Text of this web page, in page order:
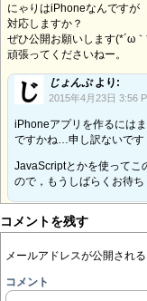
にゃりはiPhoneなんですが
対応しますか？
ぜひ公開お願いします(*´ω
頑張ってくださいねー。
じょんぷ より:
2015年4月23日 3:56
iPhoneアプリを作るには
ですかね…申し訳ないです
JavaScriptとかを使ってこ
ので，もうしばらくお待
コメントを残す
メールアドレスが公開され
コメント